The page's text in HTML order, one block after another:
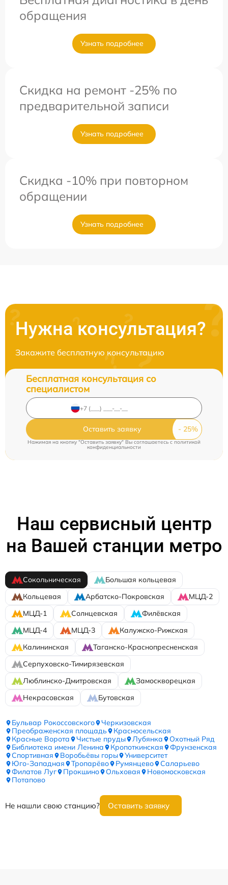
обращения
Узнать подробнее
Скидка на ремонт -25% по
предварительной записи
Узнать подробнее
Скидка -10% при повторном
обращении
Узнать подробнее
Нужна консультация?
Закажите бесплатную консультацию
Бесплатная консультация со
специалистом
Оставить заявку
Нажимая на кнопку "Оставить заявку" Вы соглашаетесь c политикой
конфиденциальности
Наш сервисный центр
на Вашей станции метро
Сокольническая
Большая кольцевая
Кольцевая
Арбатско-Покровская
МЦД-2
МЦД-1
Солнцевская
Филёвская
МЦД-4
МЦД-3
Калужско-Рижская
Калининская
Таганско-Краснопресненская
Серпуховско-Тимирязевская
Люблинско-Дмитровская
Замоскворецкая
Некрасовская
Бутовская
Бульвар Рокоссовского
Черкизовская
Преображенская площадь
Красносельская
Красные Ворота
Чистые пруды Лубянка
Охотный Ряд
Библиотека имени Ленина
Кропоткинская
Фрунзенская
Спортивная
Воробьёвы горы
Университет
Юго-Западная
Тропарёво Румянцево
Саларьево
Филатов Луг
Прокшино Ольховая
Новомосковская
Потапово
Не нашли свою станцию? Оставить заявку